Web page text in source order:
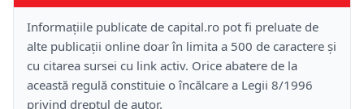
Informațiile publicate de capital.ro pot fi preluate de
alte publicații online doar în limita a 500 de caractere și
cu citarea sursei cu link activ. Orice abatere de la
această regulă constituie o încălcare a Legii 8/1996
privind dreptul de autor.